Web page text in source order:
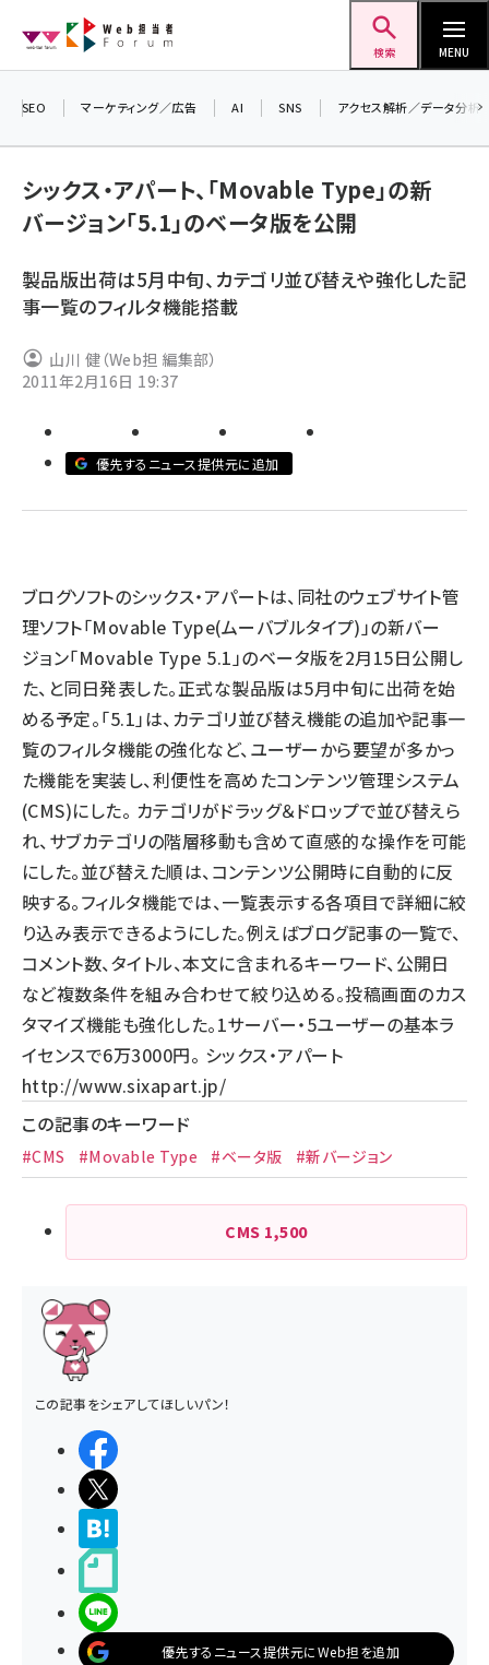
ン
検索 MENU
ai (2804)
note (2312)
z世代 (1622)
SEO マーケティング／広告 AI SNS アクセス解析／データ分析
シックス・アパート、「Movable Type」の新
バージョン「5.1」のベータ版を公開
製品版出荷は5月中旬、カテゴリ並び替えや強化した記
事一覧のフィルタ機能搭載
山川 健（Web担 編集部）
2011年2月16日 19:37
優先するニュース提供元に追加
ブログソフトのシックス・アパートは、同社のウェブサイト管
理ソフト「Movable Type(ムーバブルタイプ)」の新バー
ジョン「Movable Type 5.1」のベータ版を2月15日公開し
た、と同日発表した。正式な製品版は5月中旬に出荷を始
める予定。「5.1」は、カテゴリ並び替え機能の追加や記事一
覧のフィルタ機能の強化など、ユーザーから要望が多かっ
た機能を実装し、利便性を高めたコンテンツ管理システム
(CMS)にした。 カテゴリがドラッグ＆ドロップで並び替えら
れ、サブカテゴリの階層移動も含めて直感的な操作を可能
にした。並び替えた順は、コンテンツ公開時に自動的に反
映する。フィルタ機能では、一覧表示する各項目で詳細に絞
り込み表示できるようにした。例えばブログ記事の一覧で、
コメント数、タイトル、本文に含まれるキーワード、公開日
など複数条件を組み合わせて絞り込める。投稿画面のカス
タマイズ機能も強化した。1サーバー・5ユーザーの基本ラ
イセンスで6万3000円。 シックス・アパート
http://www.sixapart.jp/
この記事のキーワード
#CMS #Movable Type #ベータ版 #新バージョン
CMS 1,500
この記事をシェアしてほしいパン！
優先するニュース提供元にWeb担を追加